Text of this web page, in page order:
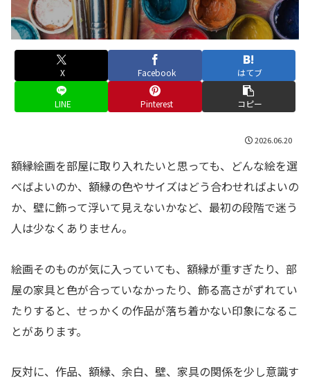
X Facebook はてブ
LINE Pinterest コピー
2026.06.20
額縁絵画を部屋に取り入れたいと思っても、どんな絵を選
べばよいのか、額縁の色やサイズはどう合わせればよいの
か、壁に飾って浮いて見えないかなど、最初の段階で迷う
人は少なくありません。
絵画そのものが気に入っていても、額縁が重すぎたり、部
屋の家具と色が合っていなかったり、飾る高さがずれてい
たりすると、せっかくの作品が落ち着かない印象になるこ
とがあります。
反対に、作品、額縁、余白、壁、家具の関係を少し意識す